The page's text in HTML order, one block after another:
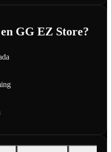
GG EZ Store?